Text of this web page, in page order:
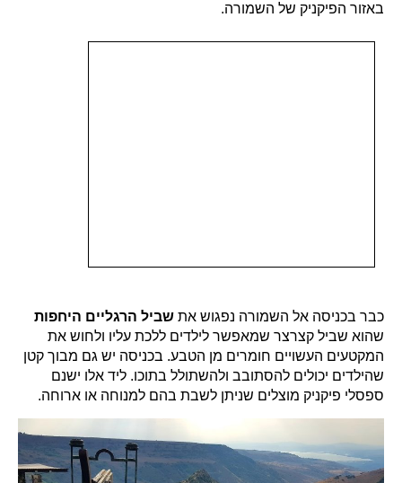
באזור הפיקניק של השמורה.
כבר בכניסה אל השמורה נפגוש את שביל הרגליים היחפות
שהוא שביל קצרצר שמאפשר לילדים ללכת עליו ולחוש את
המקטעים העשויים חומרים מן הטבע. בכניסה יש גם מבוך קטן
שהילדים יכולים להסתובב ולהשתולל בתוכו. ליד אלו ישנם
ספסלי פיקניק מוצלים שניתן לשבת בהם למנוחה או ארוחה.